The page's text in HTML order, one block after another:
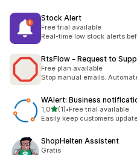
Stock Alert
Free trial available
Real-time low stock alerts
RtsFlow ‑ Request to
Free plan available
Stop manual emails.
WAlert: Business
1,0/ 5 tähteä
(1)
1 arvostelua yhteensä
•Free trial available
Easily keep customers
ShopHelten Assistent
Gratis